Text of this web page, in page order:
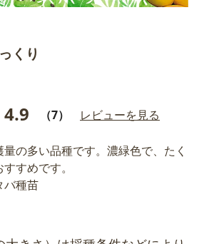
くり
4.9 （7） レビューを見る
の多い品種です。濃緑色で、たく
すめです。
バ種苗